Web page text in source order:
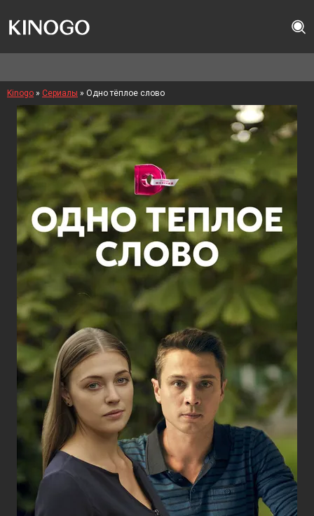
Kinogo » Сериалы » Одно тёплое слово